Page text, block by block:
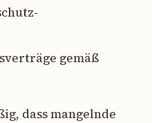
gemäß
dass mangelnde